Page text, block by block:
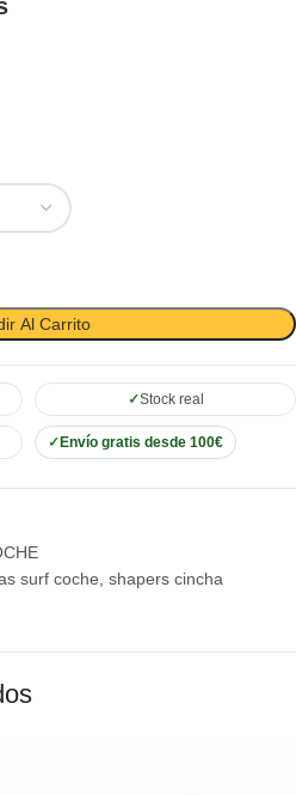
Al Carrito
Stock real
Envío gratis desde 100€
surf coche, shapers cincha